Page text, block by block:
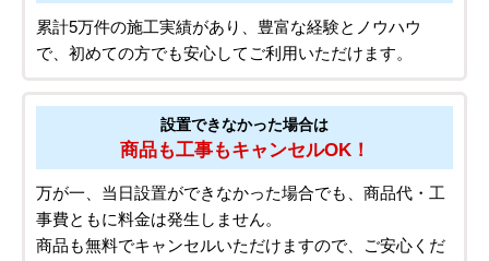
累計5万件の施工実績があり、豊富な経験とノウハウ
で、初めての方でも安心してご利用いただけます。
設置できなかった場合は
商品も工事もキャンセルOK！
万が一、当日設置ができなかった場合でも、商品代・工
事費ともに料金は発生しません。
商品も無料でキャンセルいただけますので、ご安心くだ